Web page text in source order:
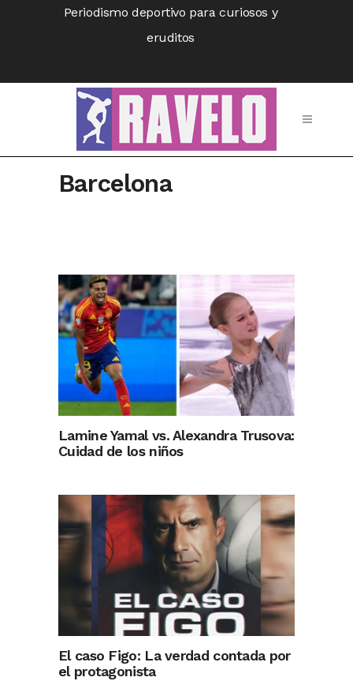
Periodismo deportivo para curiosos y
eruditos
Barcelona
Lamine Yamal vs. Alexandra Trusova:
Cuidad de los niños
El caso Figo: La verdad contada por
el protagonista